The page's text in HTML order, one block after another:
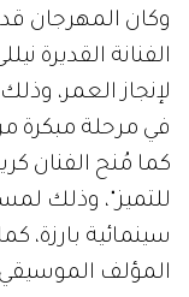
وكان المهرجان قد
الفنانة القديرة
لإنجاز العمر،
في مرحلة مبكرة
كما مُنح الفنان
للتميز"، وذلك
سينمائية بارزة،
المؤلف